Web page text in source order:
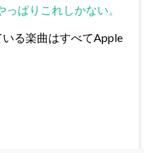
っぱりこれしかない。
る楽曲はすべてApple